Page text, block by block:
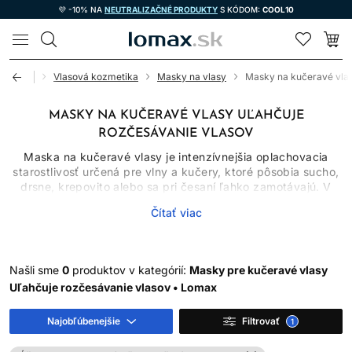
💜 -10% NA NEUTRALIZAČNÉ PRODUKTY S KÓDOM: COOL10
LOMAX
Úvod Vlasová kozmetika Masky na vlasy Masky na kučeravé
MASKY NA KUČERAVÉ VLASY UĽAHČUJE
ROZČESÁVANIE VLASOV
Maska na kučeravé vlasy je intenzívnejšia oplachovacia
starostlivosť určená pre vlny a kučery, ktoré pôsobia sucho,
drsne, krepovito alebo sa pri česaní ľahko zamotávajú. V
a používa sa podľa potreby, nie automaticky pri každom
vlas.
PREČO KUČERAVÉ A
VLNITÉ VLASY ČASTO
Čítať viac
Našli sme 0 produktov v kategórií: Masky pre kučeravé vlasy
Uľahčuje rozčesávanie vlasov • Lomax
Najobľúbenejšie Filtrovať 1